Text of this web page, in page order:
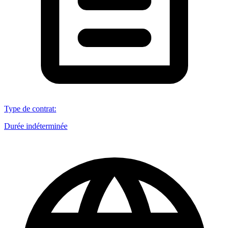
Type de contrat:
Durée indéterminée